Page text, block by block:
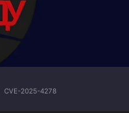
CVE-2025-4278